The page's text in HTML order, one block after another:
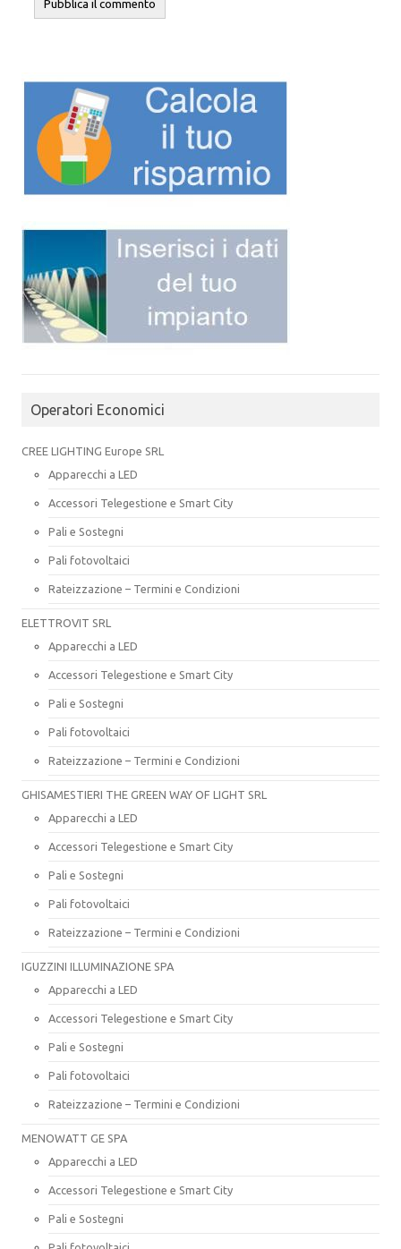
Operatori Economici
CREE LIGHTING Europe SRL
Apparecchi a LED
Accessori Telegestione e Smart City
Pali e Sostegni
Pali fotovoltaici
Rateizzazione – Termini e Condizioni
ELETTROVIT SRL
Apparecchi a LED
Accessori Telegestione e Smart City
Pali e Sostegni
Pali fotovoltaici
Rateizzazione – Termini e Condizioni
GHISAMESTIERI THE GREEN WAY OF LIGHT SRL
Apparecchi a LED
Accessori Telegestione e Smart City
Pali e Sostegni
Pali fotovoltaici
Rateizzazione – Termini e Condizioni
IGUZZINI ILLUMINAZIONE SPA
Apparecchi a LED
Accessori Telegestione e Smart City
Pali e Sostegni
Pali fotovoltaici
Rateizzazione – Termini e Condizioni
MENOWATT GE SPA
Apparecchi a LED
Accessori Telegestione e Smart City
Pali e Sostegni